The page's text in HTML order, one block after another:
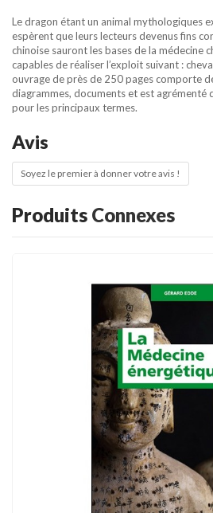
Le dragon étant un animal mythologiques
espèrent que leurs lecteurs devenus fins
chinoise sauront les bases de la médecine
capables de réaliser l’exploit suivant :
ouvrage de près de 250 pages comporte
diagrammes, documents et est agrémenté
pour les principaux termes.
Avis
Soyez le premier à donner votre avis !
Produits Connexes